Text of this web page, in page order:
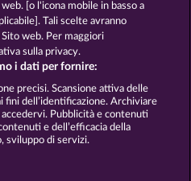
Note legali
Facebook
di recesso
[o l'icona mobile in basso a
Tali scelte avranno
web. Per maggiori
sulla privacy.
i dati per fornire:
precisi. Scansione attiva delle
dell’identificazione. Archiviare
Pubblicità e contenuti
e dell’efficacia della
sviluppo di servizi.